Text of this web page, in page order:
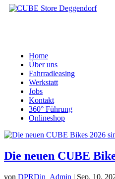
Home
Über uns
Fahrradleasing
Werkstatt
Jobs
Kontakt
360° Führung
Onlineshop
Die neuen CUBE
von DPRDin_Admin | Sep. 10,